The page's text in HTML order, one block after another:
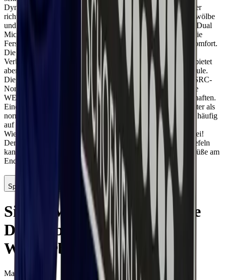
Dynamic HC Control und Stabil Active halten die Ferse in der
richtigen Position, bieten Unterstützung für Ferse und Fußgewölbe
und kontrollieren die seitliche Bewegung des Knöchels. Die Dual
Micro Fersenpolsterung sorgt dafür, dass der Schuh gut um die
Ferse schließt, verhindert Abnutzung und erhöht den Tragekomfort.
Die Sicherheitskappe besteht aus ultraleichtem, metallfreiem
Verbundmaterial; thermo-isolierend und leitet keinen Strom, bietet
aber dennoch Schutz gegen einen Aufprall von bis zu 200 Joule.
Die PU/PU Laufsohle ist stoßdämpfend und bietet mit ihrer SRC-
Norm hervorragende Stabilität und Rutschfestigkeit. Leitende
WED-Streifen verleihen diesem Schuh antistatische Eigenschaften.
Eine Kriechspitze macht die Spitze des Stiefels viel abriebfester als
normalerweise der Fall ist. Dies ist besonders nützlich, wenn häufig
auf den Knien gearbeitet wird.
Wie jeder Montana ist auch dieser Stiefel vollständig metallfrei!
Der Mercedes Benz unter den Arbeitsstiefeln! Mit diesen Stiefeln
kannst du den ganzen Tag bequem laufen, ohne dass deine Füße am
Ende des Tages schmerzen.
Spezifikationen
Sixton Montana HDry Wolle
Dunkelbraun S3 SRC WRC
Woll Arbeitsstiefel
Marke: